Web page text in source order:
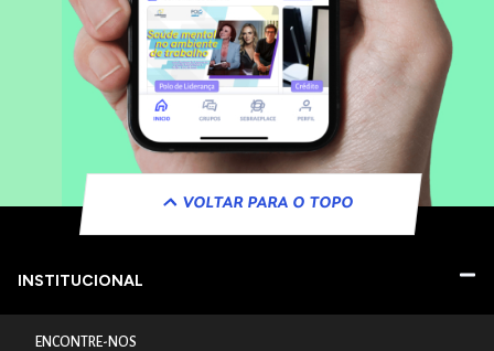
VOLTAR PARA O TOPO
INSTITUCIONAL
ENCONTRE-NOS